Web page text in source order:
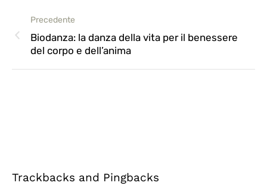
Precedente
Biodanza: la danza della vita per il benessere
del corpo e dell’anima
Trackbacks and Pingbacks